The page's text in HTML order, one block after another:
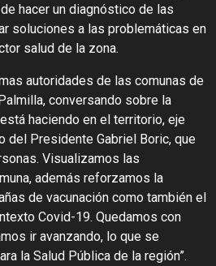
hacer un diagnóstico de las
soluciones a las problemáticas en
salud de la zona.
autoridades de las comunas de
conversando sobre la
haciendo en el territorio, eje
del Presidente Gabriel Boric, que
Visualizamos las
además reforzamos la
de vacunación como también el
Covid-19. Quedamos con
ir avanzando, lo que se
la Salud Pública de la región”.